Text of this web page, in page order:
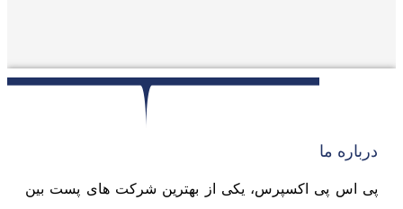
درباره ما
پی اس پی اکسپرس، یکی از بهترین شرکت های پست بین